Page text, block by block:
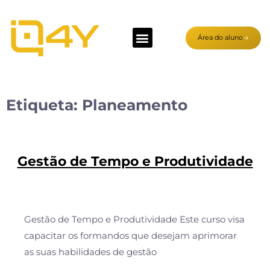
Área do aluno
Etiqueta: Planeamento
Gestão de Tempo e Produtividade
Gestão de Tempo e Produtividade Este curso visa
capacitar os formandos que desejam aprimorar
as suas habilidades de gestão